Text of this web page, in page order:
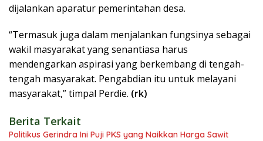
dijalankan aparatur pemerintahan desa.
“Termasuk juga dalam menjalankan fungsinya sebagai
wakil masyarakat yang senantiasa harus
mendengarkan aspirasi yang berkembang di tengah-
tengah masyarakat. Pengabdian itu untuk melayani
masyarakat,” timpal Perdie. (rk)
Berita Terkait
Politikus Gerindra Ini Puji PKS yang Naikkan Harga Sawit